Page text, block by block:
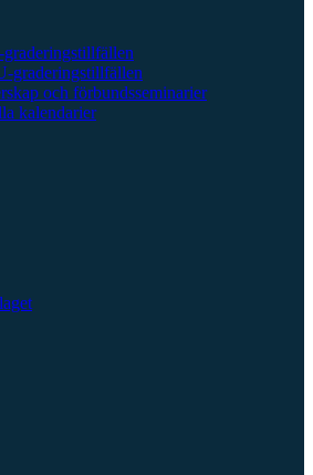
graderingstillfällen
och förbundsseminarier
kalendarier